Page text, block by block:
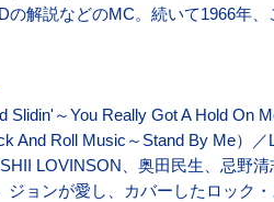
解説などのMC。続いて1966年
Slidin'～You Really Got A Hold On
And Roll Music～Stand By Me）
LOVINSON、奥田民生、忌野清
ョンが愛し、カバーしたロック